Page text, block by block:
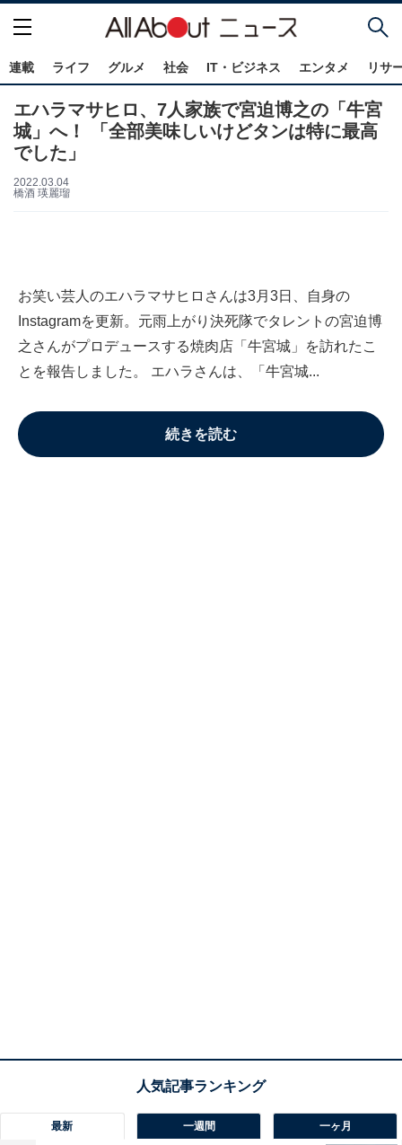
連載 ライフ グルメ 社会 IT・ビジネス エンタメ リサ
エハラマサヒロ、7人家族で宮迫博之の「牛宮
城」へ！ 「全部美味しいけどタンは特に最高
でした」
2022.03.04
橋酒 瑛麗瑠
お笑い芸人のエハラマサヒロさんは3月3日、自身の
Instagramを更新。元雨上がり決死隊でタレントの宮迫博
之さんがプロデュースする焼肉店「牛宮城」を訪れたこ
とを報告しました。 エハラさんは、「牛宮城...
続きを読む
最新 一週間 一ヶ月